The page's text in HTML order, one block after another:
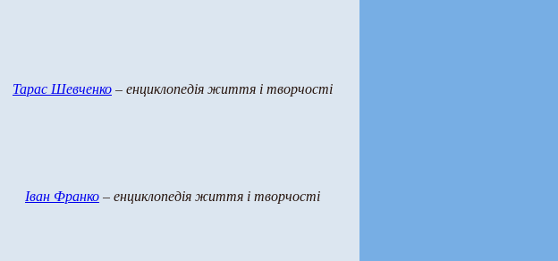
Тарас Шевченко– енциклопедія життя і творчості
Іван Франко– енциклопедія життя і творчості